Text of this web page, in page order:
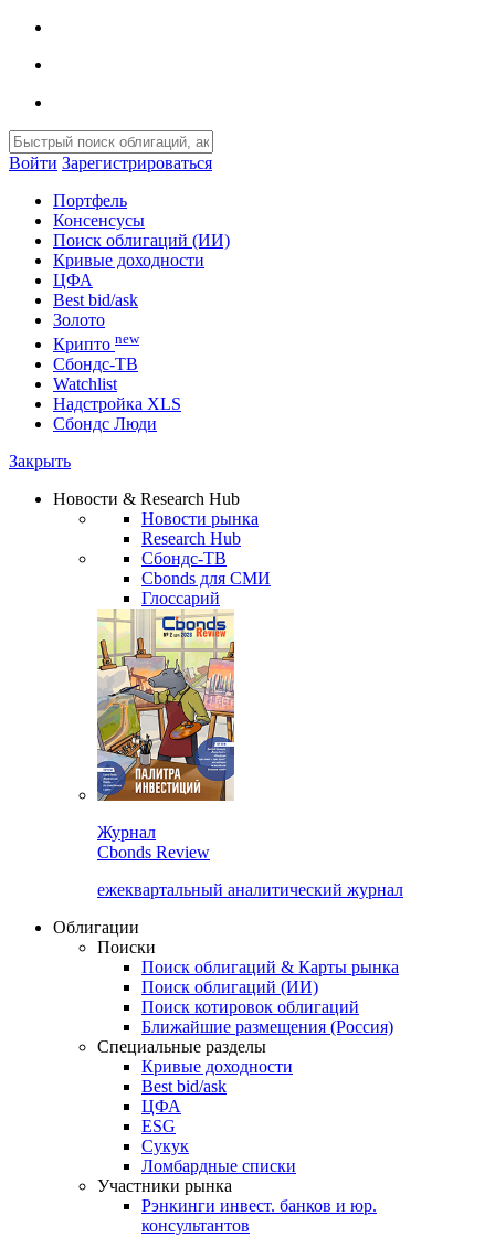
Войти Зарегистрироваться
Портфель
Консенсусы
Поиск облигаций (ИИ)
Кривые доходности
ЦФА
Best bid/ask
Золото
Крипто new
Сбондс-ТВ
Watchlist
Надстройка XLS
Сбондс Люди
Закрыть
Новости & Research Hub
Новости рынка
Research Hub
Сбондс-ТВ
Cbonds для СМИ
Глоссарий
Журнал
Cbonds Review
ежеквартальный аналитический журнал
Облигации
Поиски
Поиск облигаций & Карты рынка
Поиск облигаций (ИИ)
Поиск котировок облигаций
Ближайшие размещения (Россия)
Специальные разделы
Кривые доходности
Best bid/ask
ЦФА
ESG
Сукук
Ломбардные списки
Участники рынка
Рэнкинги инвест. банков и юр.
консультантов